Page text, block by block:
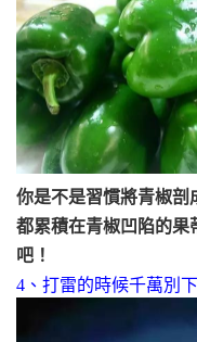
你是不是習慣將青椒剖
都累積在青椒凹陷的果
吧！
4、打雷的時候千萬別